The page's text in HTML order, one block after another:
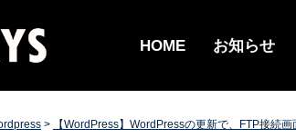
ります・ EC
ティング・
HOME お知らせ
> 【WordPress】WordPressの更新で、FTP接続